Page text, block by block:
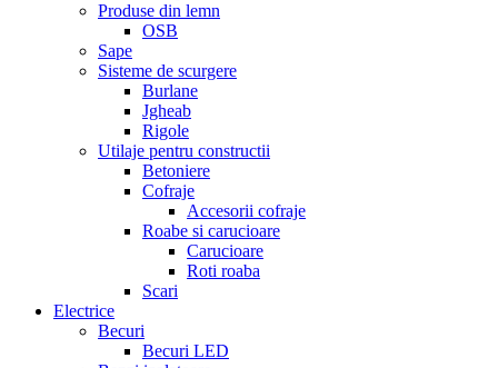
Produse din lemn
OSB
Sape
Sisteme de scurgere
Burlane
Jgheab
Rigole
Utilaje pentru constructii
Betoniere
Cofraje
Accesorii cofraje
Roabe si carucioare
Carucioare
Roti roaba
Scari
Electrice
Becuri
Becuri LED